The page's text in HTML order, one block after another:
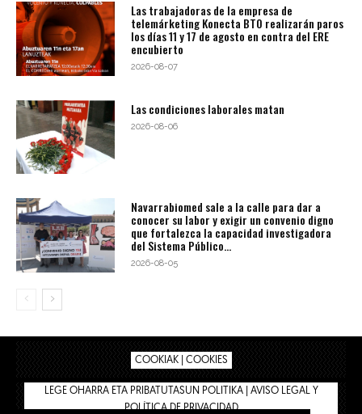
Las trabajadoras de la empresa de
telemárketing Konecta BTO realizarán paros
los días 11 y 17 de agosto en contra del ERE
encubierto
2026-08-07
Las condiciones laborales matan
2026-08-06
Navarrabiomed sale a la calle para dar a
conocer su labor y exigir un convenio digno
que fortalezca la capacidad investigadora
del Sistema Público...
2026-08-05
COOKIAK | COOKIES
LEGE OHARRA ETA PRIBATUTASUN POLITIKA | AVISO LEGAL Y
POLÍTICA DE PRIVACIDAD